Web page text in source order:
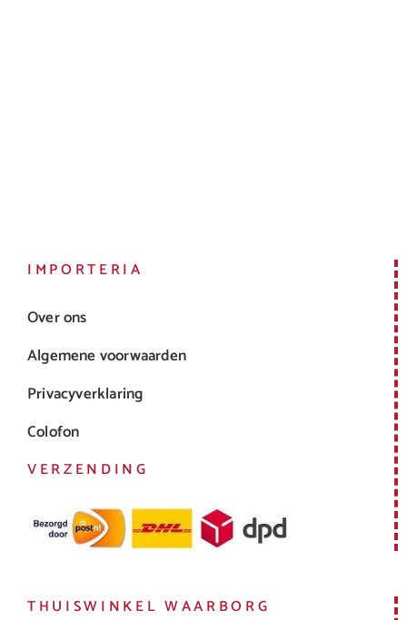
IMPORTERIA
Over ons
Algemene voorwaarden
Privacyverklaring
Colofon
VERZENDING
THUISWINKEL WAARBORG